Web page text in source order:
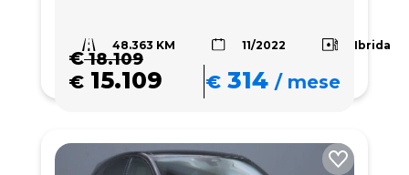
48.363 KM 11/2022 Ibrida
€18.109
€ 15.109 € 314 /mese